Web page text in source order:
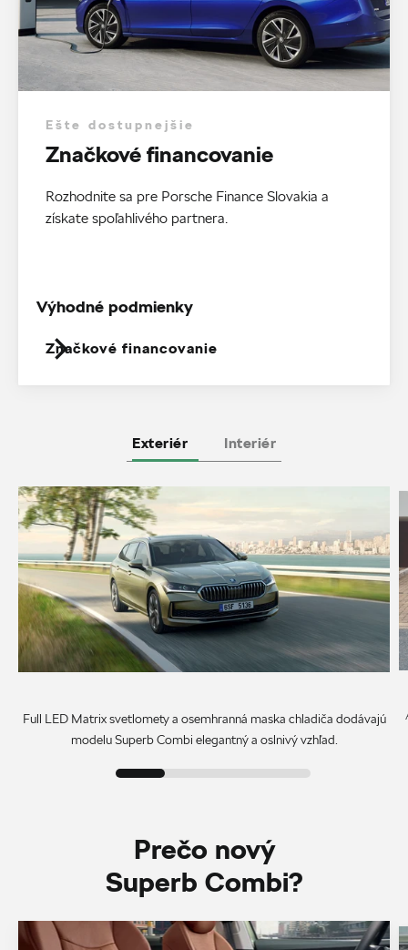
Ešte dostupnejšie
Značkové financovanie
Rozhodnite sa pre Porsche Finance Slovakia a
získate spoľahlivého partnera.
Značkové financovanie
Výhodné podmienky
Exteriér Interiér
Full LED Matrix svetlomety a osemhranná maska chladiča dodávajú
modelu Superb Combi elegantný a oslnivý vzhľad.
Prečo nový
Superb Combi?